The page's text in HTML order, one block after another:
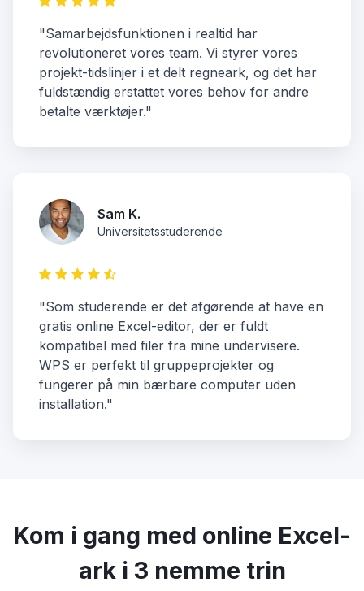
"Samarbejdsfunktionen i realtid har
revolutioneret vores team. Vi styrer vores
projekt-tidslinjer i et delt regneark, og det har
fuldstændig erstattet vores behov for andre
betalte værktøjer."
Sam K.
Universitetsstuderende
"Som studerende er det afgørende at have en
gratis online Excel-editor, der er fuldt
kompatibel med filer fra mine undervisere.
WPS er perfekt til gruppeprojekter og
fungerer på min bærbare computer uden
installation."
Kom i gang med online Excel-
ark i 3 nemme trin